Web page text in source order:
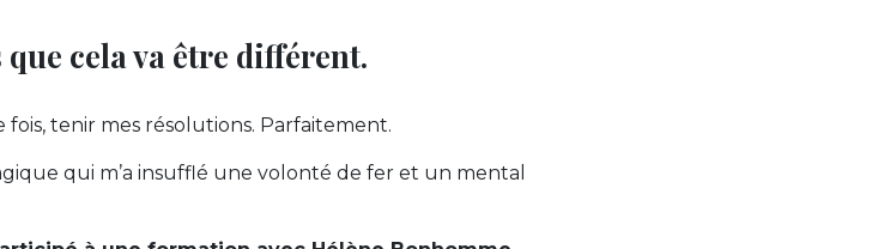
que cela va être différent.
fois, tenir mes résolutions. Parfaitement.
qui m’a insufflé une volonté de fer et un mental